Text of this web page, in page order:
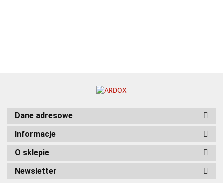
Dane adresowe
Informacje
O sklepie
Newsletter